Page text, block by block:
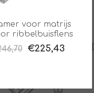
voor matrijs
ribbelbuisflens
€225,43